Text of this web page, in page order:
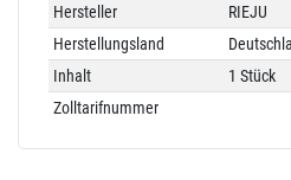
Hersteller
RIEJU
Herstellungsland
Inhalt
1 Stück
Zolltarifnummer